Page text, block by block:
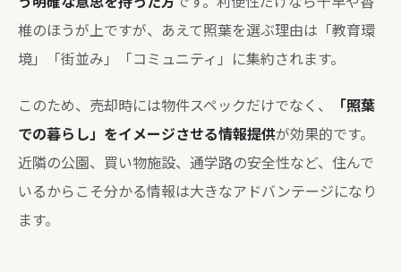
椎のほうが上ですが、あえて照葉を選ぶ理由は「教育環
境」「街並み」「コミュニティ」に集約されます。
このため、売却時には物件スペックだけでなく、
「照葉
での暮らし」をイメージさせる情報提供が効果的です。
近隣の公園、買い物施設、通学路の安全性など、住んで
いるからこそ分かる情報は大きなアドバンテージになり
ます。